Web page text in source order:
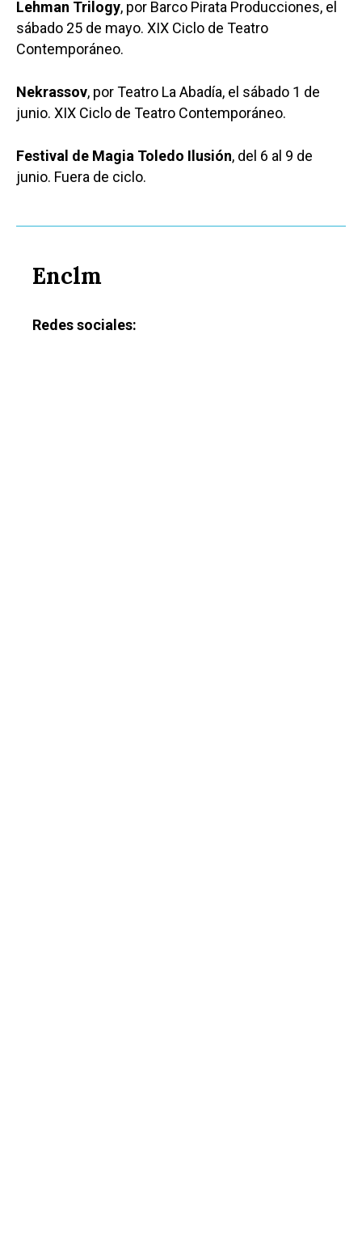
Lehman Trilogy, por Barco Pirata Producciones, el
sábado 25 de mayo. XIX Ciclo de Teatro
Contemporáneo.
Nekrassov, por Teatro La Abadía, el sábado 1 de
junio. XIX Ciclo de Teatro Contemporáneo.
Festival de Magia Toledo Ilusión, del 6 al 9 de
junio. Fuera de ciclo.
Enclm
Redes sociales:
Medio Ambiente
Especiales
Política
Galerías